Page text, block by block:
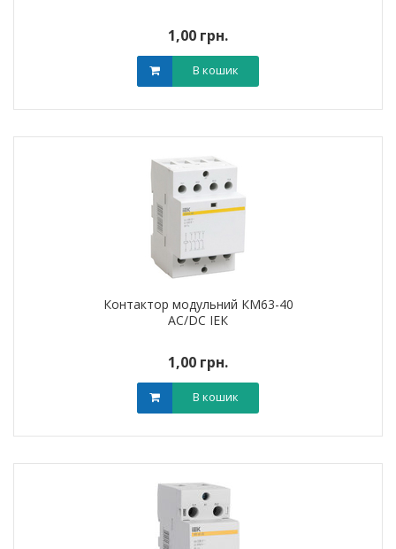
1,00 грн.
В кошик
Контактор модульний КМ63-40
AC/DC ІЕК
1,00 грн.
В кошик